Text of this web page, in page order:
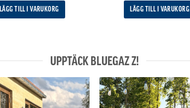
LÄGG TILL I VARUKORG LÄGG TILL I VARUKORG
UPPTÄCK BLUEGAZ Z!